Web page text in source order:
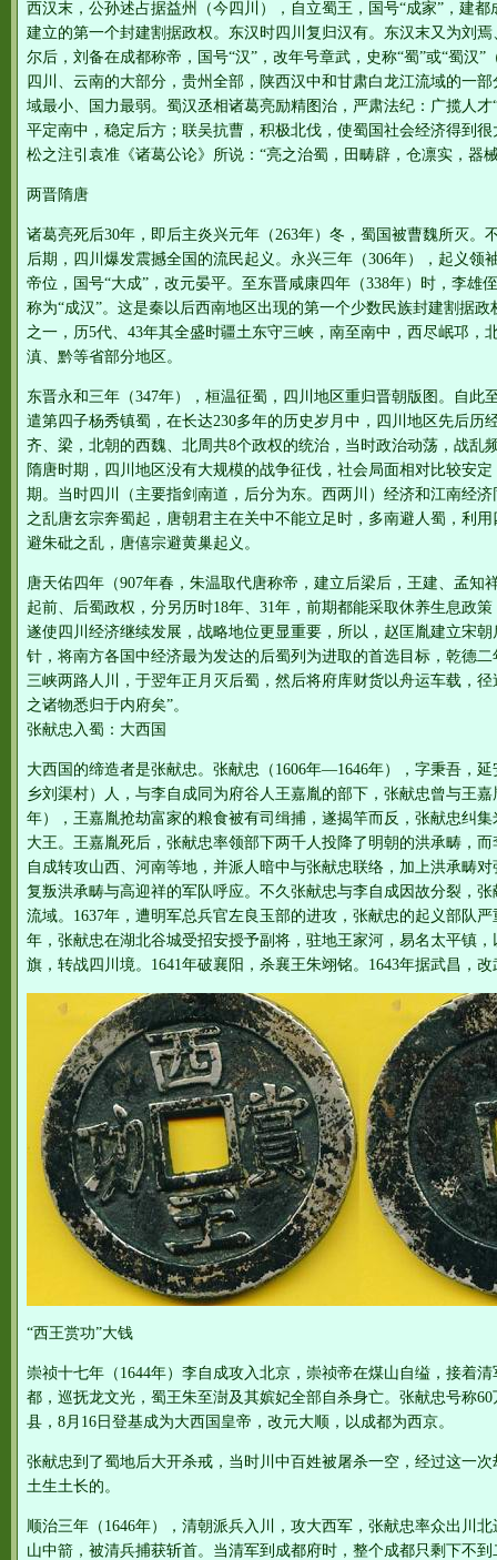
西汉末，公孙述占据益州（今四川），自立蜀王，国号“成家”，建
建立的第一个封建割据政权。东汉时四川复归汉有。东汉末又为刘
尔后，刘备在成都称帝，国号“汉”，改年号章武，史称“蜀”或“蜀汉”
四川、云南的大部分，贵州全部，陕西汉中和甘肃白龙江流域的一
域最小、国力最弱。蜀汉丞相诸葛亮励精图治，严肃法纪：广揽人
平定南中，稳定后方；联吴抗曹，积极北伐，使蜀国社会经济得到
松之注引袁准《诸葛公论》所说：“亮之治蜀，田畴辟，仓凛实，器
两晋隋唐
诸葛亮死后30年，即后主炎兴元年（263年）冬，蜀国被曹魏所灭。
后期，四川爆发震撼全国的流民起义。永兴三年（306年），起义领
帝位，国号“大成”，改元晏平。至东晋咸康四年（338年）时，李雄
称为“成汉”。这是秦以后西南地区出现的第一个少数民族封建割据
之一，历5代、43年其全盛时疆土东守三峡，南至南中，西尽岷邛，
滇、黔等省部分地区。
东晋永和三年（347年），桓温征蜀，四川地区重归晋朝版图。自此
遣第四子杨秀镇蜀，在长达230多年的历史岁月中，四川地区先后历
齐、梁，北朝的西魏、北周共8个政权的统治，当时政治动荡，战乱
隋唐时期，四川地区没有大规模的战争征伐，社会局面相对比较安
期。当时四川（主要指剑南道，后分为东。西两川）经济和江南经
之乱唐玄宗奔蜀起，唐朝君主在关中不能立足时，多南避人蜀，利
避朱砒之乱，唐僖宗避黄巢起义。
唐天佑四年（907年春，朱温取代唐称帝，建立后梁后，王建、孟知
起前、后蜀政权，分另历时18年、31年，前期都能采取休养生息政
遂使四川经济继续发展，战略地位更显重要，所以，赵匡胤建立宋
针，将南方各国中经济最为发达的后蜀列为进取的首选目标，乾德
三峡两路人川，于翌年正月灭后蜀，然后将府库财货以舟运车载，
之诸物悉归于内府矣”。
张献忠入蜀：大西国
大西国的缔造者是张献忠。张献忠（1606年—1646年），字秉吾，
乡刘渠村）人，与李自成同为府谷人王嘉胤的部下，张献忠曾与王
年），王嘉胤抢劫富家的粮食被有司缉捕，遂揭竿而反，张献忠纠
大王。王嘉胤死后，张献忠率领部下两千人投降了明朝的洪承畴，
自成转攻山西、河南等地，并派人暗中与张献忠联络，加上洪承畴
复叛洪承畴与高迎祥的军队呼应。不久张献忠与李自成因故分裂，
流域。1637年，遭明军总兵官左良玉部的进攻，张献忠的起义部队
年，张献忠在湖北谷城受招安授予副将，驻地王家河，易名太平镇
旗，转战四川境。1641年破襄阳，杀襄王朱翊铭。1643年据武昌，
“西王赏功”大钱
崇祯十七年（1644年）李自成攻入北京，崇祯帝在煤山自缢，接着
都，巡抚龙文光，蜀王朱至澍及其嫔妃全部自杀身亡。张献忠号称
县，8月16日登基成为大西国皇帝，改元大顺，以成都为西京。
张献忠到了蜀地后大开杀戒，当时川中百姓被屠杀一空，经过这一
土生土长的。
顺治三年（1646年），清朝派兵入川，攻大西军，张献忠率众出川
山中箭，被清兵捕获斩首。当清军到成都府时，整个成都只剩下不